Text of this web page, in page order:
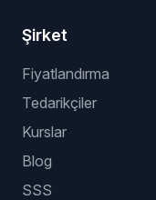
Şirket
Fiyatlandırma
Tedarikçiler
Kurslar
Blog
SSS